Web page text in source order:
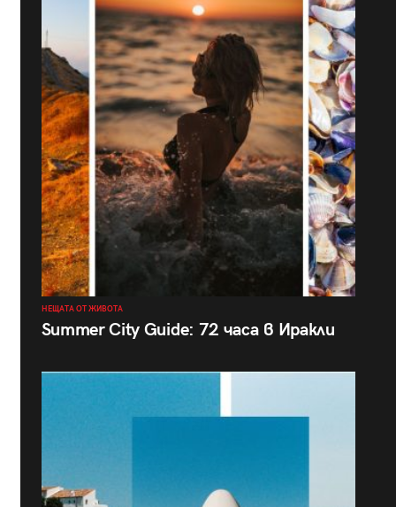
НЕЩАТА ОТ ЖИВОТА
Summer City Guide: 72 часа в Иракли